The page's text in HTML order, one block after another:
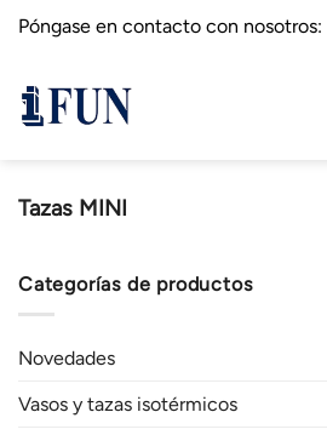
SaltarPóngase en contacto con nosotros:
Tazas MINI
Categorías de productos
Novedades
Vasos y tazas isotérmicos